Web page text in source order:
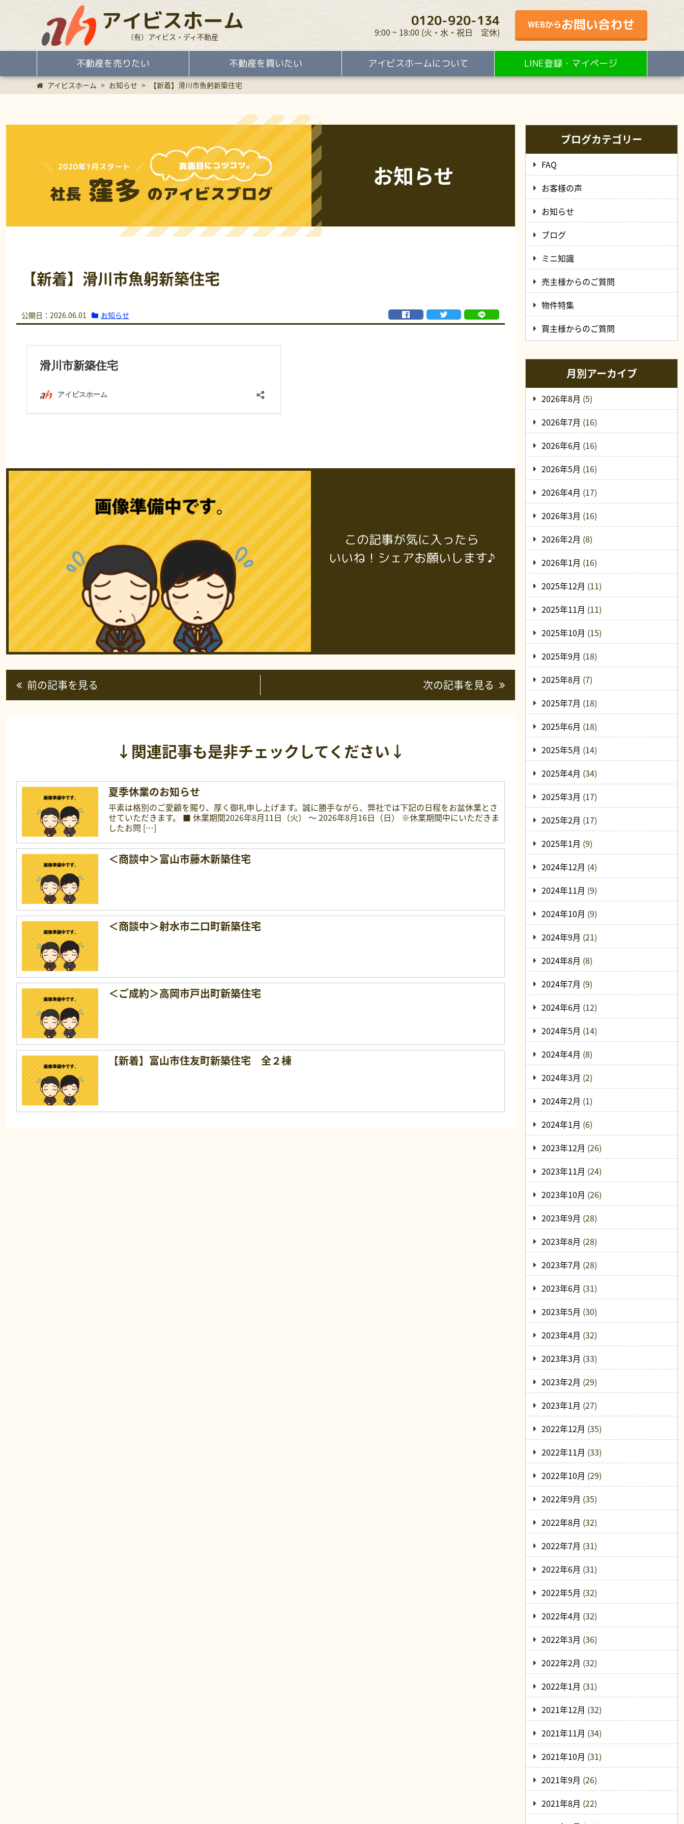
アイビスホーム
（有）アイビス・ディ不動産
0120-920-134
9:00 ~ 18:00 (火・水・祝日 定休)
WEBからお問い合わせ
不動産を売りたい 不動産を買いたい アイビスホームについて LINE登録・マイページ
アイビスホーム > お知らせ > 【新着】滑川市魚躬新築住宅
お知らせ
【新着】滑川市魚躬新築住宅
公開日：2026.06.01 お知らせ
この記事が気に入ったら
いいね！シェアお願いします♪
前の記事を見る 次の記事を見る
↓関連記事も是非チェックしてください↓
夏季休業のお知らせ
平素は格別のご愛顧を賜り、厚く御礼申し上げます。誠に勝手ながら、弊社では下記の日程をお盆休業とさ
せていただきます。 ■ 休業期間2026年8月11日（火） 〜 2026年8月16日（日） ※休業期間中にいただきま
したお問 […]
＜商談中＞富山市藤木新築住宅
＜商談中＞射水市二口町新築住宅
＜ご成約＞高岡市戸出町新築住宅
【新着】富山市住友町新築住宅 全２棟
ブログカテゴリー
FAQ
お客様の声
お知らせ
ブログ
ミニ知識
売主様からのご質問
物件特集
買主様からのご質問
月別アーカイブ
2026年8月 (5)
2026年7月 (16)
2026年6月 (16)
2026年5月 (16)
2026年4月 (17)
2026年3月 (16)
2026年2月 (8)
2026年1月 (16)
2025年12月 (11)
2025年11月 (11)
2025年10月 (15)
2025年9月 (18)
2025年8月 (7)
2025年7月 (18)
2025年6月 (18)
2025年5月 (14)
2025年4月 (34)
2025年3月 (17)
2025年2月 (17)
2025年1月 (9)
2024年12月 (4)
2024年11月 (9)
2024年10月 (9)
2024年9月 (21)
2024年8月 (8)
2024年7月 (9)
2024年6月 (12)
2024年5月 (14)
2024年4月 (8)
2024年3月 (2)
2024年2月 (1)
2024年1月 (6)
2023年12月 (26)
2023年11月 (24)
2023年10月 (26)
2023年9月 (28)
2023年8月 (28)
2023年7月 (28)
2023年6月 (31)
2023年5月 (30)
2023年4月 (32)
2023年3月 (33)
2023年2月 (29)
2023年1月 (27)
2022年12月 (35)
2022年11月 (33)
2022年10月 (29)
2022年9月 (35)
2022年8月 (32)
2022年7月 (31)
2022年6月 (31)
2022年5月 (32)
2022年4月 (32)
2022年3月 (36)
2022年2月 (32)
2022年1月 (31)
2021年12月 (32)
2021年11月 (34)
2021年10月 (31)
2021年9月 (26)
2021年8月 (22)